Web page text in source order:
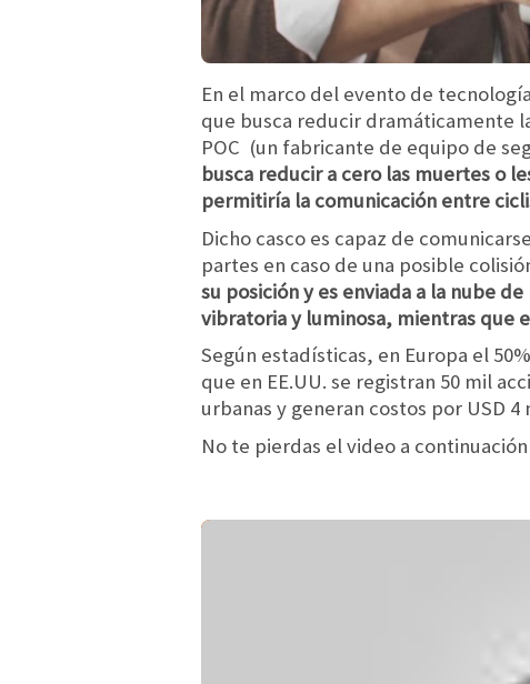
En el marco del evento de
que busca reducir dramáticamente
POC (un fabricante de equipo de
busca reducir a cero las muertes o
permitiría la comunicación entre
Dicho casco es capaz de
partes en caso de una posible
su posición y es enviada a la nube
vibratoria y luminosa, mientras que
Según estadísticas, en Europa el
que en EE.UU. se registran 50 mil
urbanas y generan costos por USD 4
No te pierdas el video a